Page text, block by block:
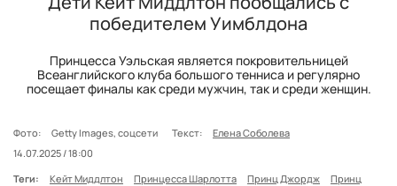
победителем Уимблдона
Принцесса Уэльская является покровительницей
Всеанглийского клуба большого тенниса и регулярно
посещает финалы как среди мужчин, так и среди женщин.
Фото: Getty Images, соцсети Текст:
Елена Соболева
14.07.2025 / 18:00
Теги:
Кейт Миддлтон Принцесса Шарлотта Принц Джордж
Принц